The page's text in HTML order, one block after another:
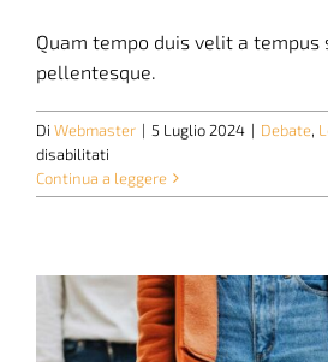
Quam tempo duis velit a
pellentesque.
Di Webmaster | 5 Luglio 2024 | Debate,
disabilitati
Fact-
Check:
from
debate
Continua a leggere